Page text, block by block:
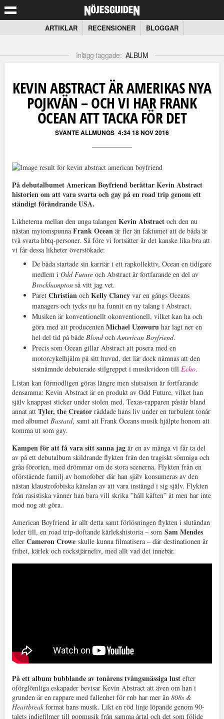
ARTIKLAR RECENSIONER BLOGGAR
Inlägg taggade: ALBUM
KEVIN ABSTRACT ÄR AMERIKAS NYA
POJKVÄN – OCH VI HAR FRANK
OCEAN ATT TACKA FÖR DET
SVANTE ALLMUNGS 4:34 18 NOV 2016
På debutalbumet American Boyfriend berättar Kevin Abstract
historien om att vara svarta och gay på en road trip genom ett
ständigt förändrande USA.
Likheterna mellan den unga talangen Kevin Abstractoch den nu
nästan mytomspunnaFrank Oceanär fler än faktumet att de båda är
två svarta hbtq-personer. Så före vi fortsätter är det kanske lika bra att
vi får dessa likheter överstökade:
De båda startade sin karriär i ett rapkollektiv, Ocean en tidigare
medlem i Odd Futureoch Abstract är fortfarande en del av
Brockhamptonså vitt jag vet.
Paret Christianoch Kelly Clancyvar en gångs Oceans
managers och tycks nu ha funnit en ny talang i Abstract.
Musiken är konventionellt okonventionell, vilket kan ha och
göra med att producenten Michael Uzowuruhar lagt ner en
hel del tid på både BlondochAmerican Boyfriend.
Precis som Ocean gillar Abstract att posera med en
motorcykelhjälm på sitt huvud, det lär dock nämnas att den
sistnämnde debuterade stilgreppet i musikvideon till Echo.
Listan kan förmodligen göras längre men slutsatsen är fortfarande
densamma: Kevin Abstract är en produkt av Odd Future, vilket han
själv knappast sticker under stolen med. Texas-rapparen påstår bland
annat att Tyler, the Creatorräddade hans liv under en turbulent tonår
med albumet Bastard, samt att Frank Oceans musik hjälpte honom att
komma ut som gay.
Kampen för att få vara sitt sanna jagär en av många vi får ta del
av på ett debutalbum skildrande flykten från den tragiskt sömniga och
gråa förorten, med drömmar om de stora scenerna. Flykten från en
oförstående familj av homofober där han själv konsumeras av den
nästan klaustrofobiska känslan av att vara instängd i sig själv. Flykten
från rasistiska vänner han bara vill skrika ”håll käften” åt men har inte
mod nog att göra.
American Boyfriend är allt detta samt förlösningen flykten i slutändan
leder till, en road trip-doftande kärlekshistoria – som Sam Mendes
eller Cameron Croweskulle kunna filmatisera – där destinationen är
frihet, kärlek och rockstjärneliv, med allt vad det innebär.
På ett album bubblande av tonårens tvångsmässiga lustefter
oförglömliga eskapader bevisar Kevin Abstract att även om han i
grunden är en rappare med fallenhet för rnb har mer än 808s &
Heartbreakformat hans musik. Likt en röd linje löpande genom 90-
talets indiefilmer till popmusik från samma årtal och det som följde